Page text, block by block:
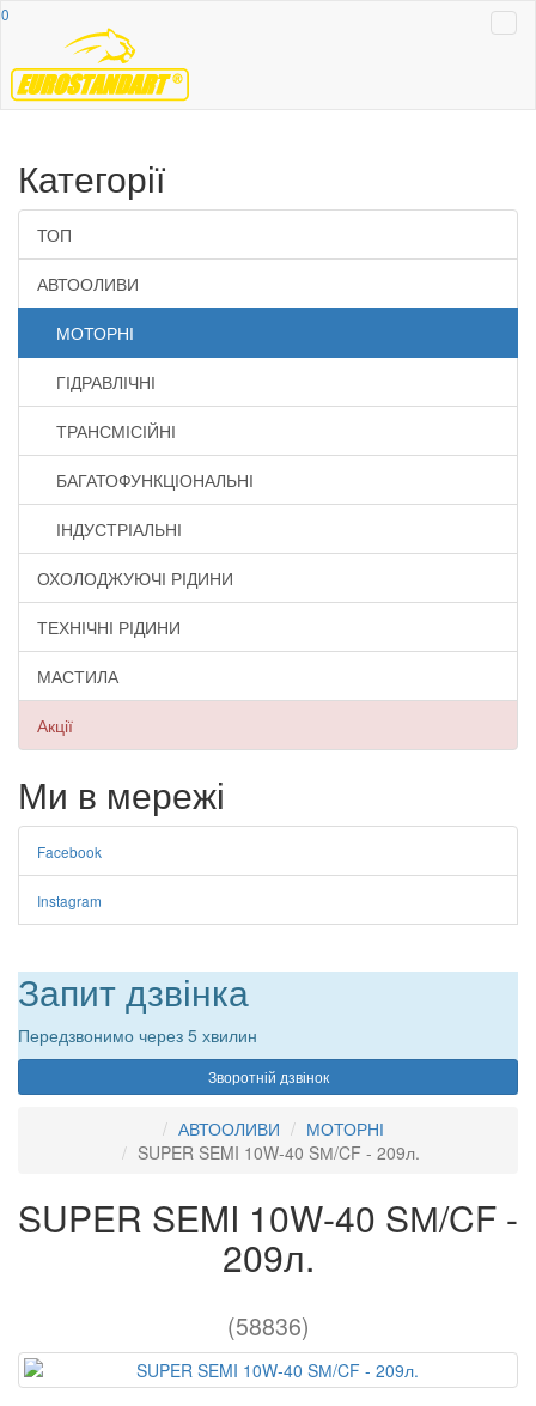
0
Категорії
ТОП
АВТООЛИВИ
МОТОРНІ
ГІДРАВЛІЧНІ
ТРАНСМІСІЙНІ
БАГАТОФУНКЦІОНАЛЬНІ
ІНДУСТРІАЛЬНІ
ОХОЛОДЖУЮЧІ РІДИНИ
ТЕХНІЧНІ РІДИНИ
МАСТИЛА
Акції
Ми в мережі
Facebook
Instagram
Запит дзвінка
Передзвонимо через 5 хвилин
Зворотній дзвінок
АВТООЛИВИ
МОТОРНІ
SUPER SEMI 10W-40 SМ/CF - 209л.
SUPER SEMI 10W-40 SМ/CF -
209л.
(58836)